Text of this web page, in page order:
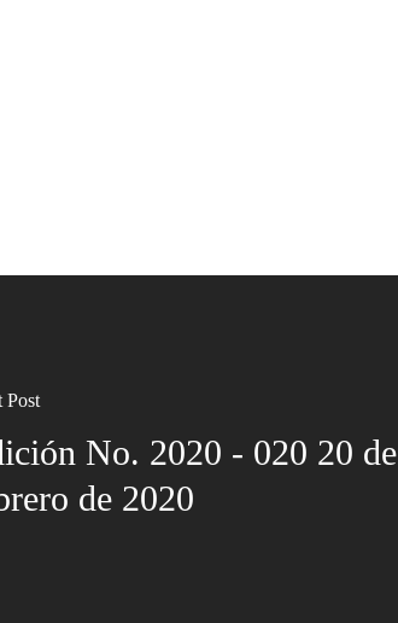
Post
No. 2020 - 020 20 de
de 2020